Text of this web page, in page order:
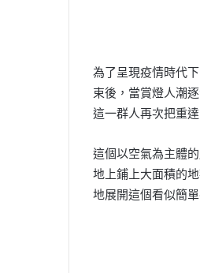
為了呈現疫情時代
束後，當賞燈人潮
這一群人再次把重
這個以空氣為主體
地上鋪上大面積的
地展開這個看似簡